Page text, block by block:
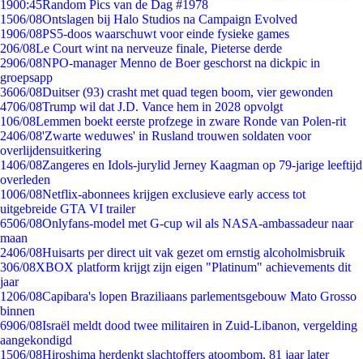
1900:45Random Pics van de Dag #1978
1506/08Ontslagen bij Halo Studios na Campaign Evolved
1906/08PS5-doos waarschuwt voor einde fysieke games
206/08Le Court wint na nerveuze finale, Pieterse derde
2906/08NPO-manager Menno de Boer geschorst na dickpic in
groepsapp
3606/08Duitser (93) crasht met quad tegen boom, vier gewonden
4706/08Trump wil dat J.D. Vance hem in 2028 opvolgt
106/08Lemmen boekt eerste profzege in zware Ronde van Polen-rit
2406/08'Zwarte weduwes' in Rusland trouwen soldaten voor
overlijdensuitkering
1406/08Zangeres en Idols-jurylid Jerney Kaagman op 79-jarige leeftijd
overleden
1006/08Netflix-abonnees krijgen exclusieve early access tot
uitgebreide GTA VI trailer
6506/08Onlyfans-model met G-cup wil als NASA-ambassadeur naar
maan
2406/08Huisarts per direct uit vak gezet om ernstig alcoholmisbruik
306/08XBOX platform krijgt zijn eigen "Platinum" achievements dit
jaar
1206/08Capibara's lopen Braziliaans parlementsgebouw Mato Grosso
binnen
6906/08Israël meldt dood twee militairen in Zuid-Libanon, vergelding
aangekondigd
1506/08Hiroshima herdenkt slachtoffers atoombom, 81 jaar later